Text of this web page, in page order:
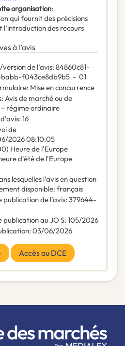
organisation:
qui fournit des précisions
l’introduction des recours
à l’avis
de l’avis: 84860c81-
babb-f043ce8db9b5 - 01
: Mise en concurrence
: Avis de marché ou de
– régime ordinaire
: 16
de
202608:10:05
Heure de l'Europe
d'été de l'Europe
lesquelles l’avis en question
disponible: français
publication de l’avis: 379644-
publication au JO S: 105/2026
: 03/06/2026
Accès au DCE